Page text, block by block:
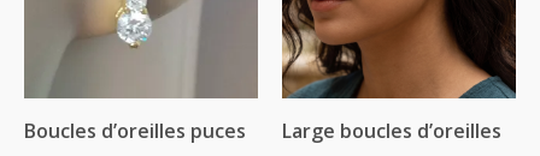
Boucles d’oreilles puces
Large boucles d’oreilles